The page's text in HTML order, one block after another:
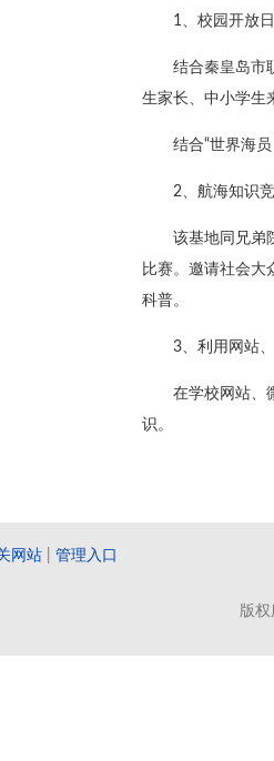
1、校园开放
结合秦皇岛市
生家长、中小学生
结合“世界海
2、航海知识
该基地同兄弟
比赛。邀请社会大
科普。
3、利用网站
在学校网站、
识。
网站 管理入口
版